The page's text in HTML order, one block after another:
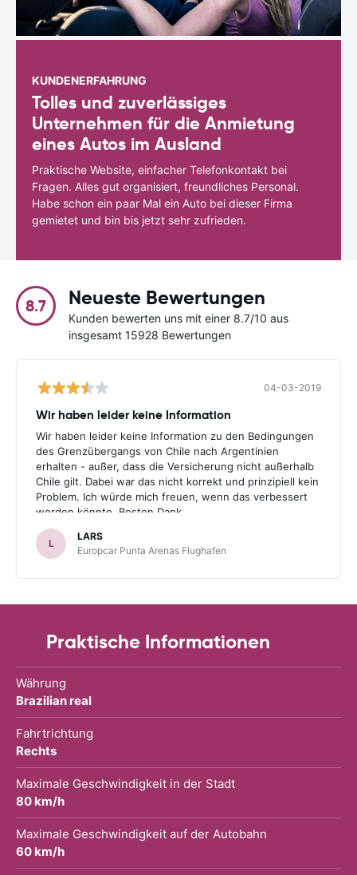
KUNDENERFAHRUNG
Tolles und zuverlässiges
Unternehmen für die Anmietung
eines Autos im Ausland
Praktische Website, einfacher Telefonkontakt bei
Fragen. Alles gut organisiert, freundliches Personal.
Habe schon ein paar Mal ein Auto bei dieser Firma
gemietet und bin bis jetzt sehr zufrieden.
8.7 Neueste Bewertungen
Kunden bewerten uns mit einer 8.7/10 aus
insgesamt 15928 Bewertungen
04-03-2019
Wir haben leider keine Information
Wir haben leider keine Information zu den Bedingungen
des Grenzübergangs von Chile nach Argentinien
erhalten - außer, dass die Versicherung nicht außerhalb
Chile gilt. Dabei war das nicht korrekt und prinzipiell kein
Problem. Ich würde mich freuen, wenn das verbessert
werden könnte. Besten Dank.
L
LARS
Europcar Punta Arenas Flughafen
Praktische Informationen
Währung
Brazilian real
Fahrtrichtung
Rechts
Maximale Geschwindigkeit in der Stadt
80 km/h
Maximale Geschwindigkeit auf der Autobahn
60 km/h